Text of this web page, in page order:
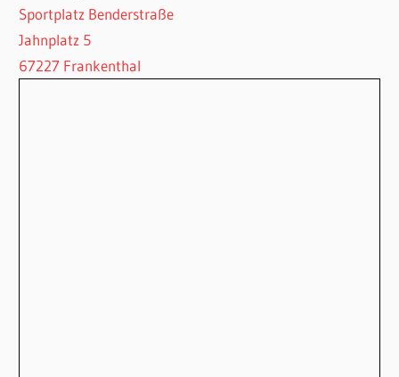
Sportplatz Benderstraße
Jahnplatz 5
67227 Frankenthal